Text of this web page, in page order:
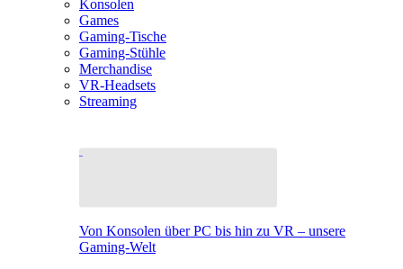
Konsolen
Games
Gaming-Tische
Gaming-Stühle
Merchandise
VR-Headsets
Streaming
Von Konsolen über PC bis hin zu VR – unsere
Gaming-Welt